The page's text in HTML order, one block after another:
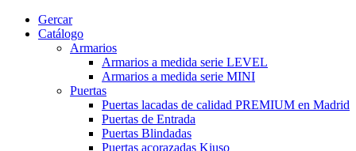
Gercar
Catálogo
Armarios
Armarios a medida serie LEVEL
Armarios a medida serie MINI
Puertas
Puertas lacadas de calidad PREMIUM en Madrid
Puertas de Entrada
Puertas Blindadas
Puertas acorazadas Kiuso